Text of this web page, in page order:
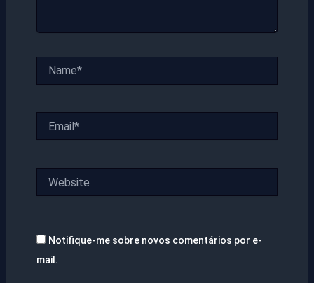
Notifique-me sobre novos comentários por e-
mail.